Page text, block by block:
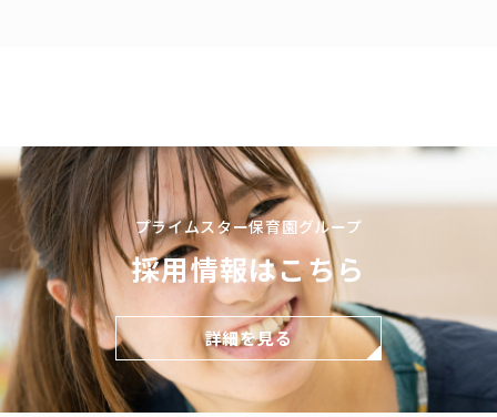
プライムスター保育園グループ
採用情報はこちら
詳細を見る